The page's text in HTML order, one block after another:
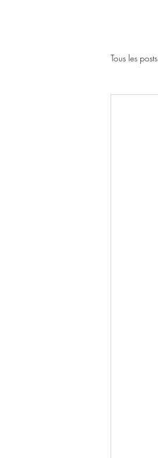
Tous les posts